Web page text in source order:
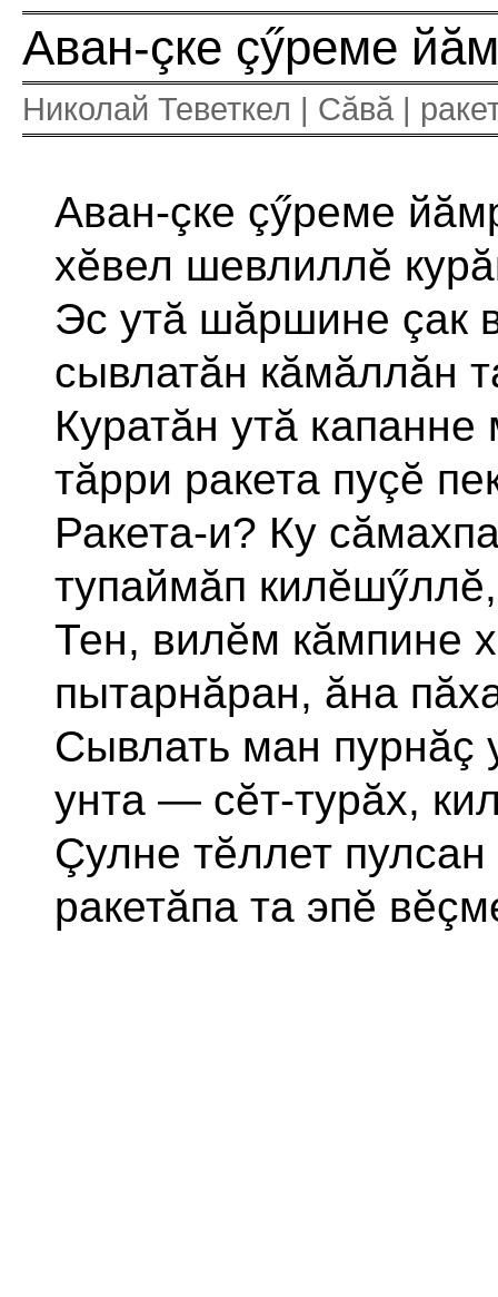
Аван-çке çӳреме
Николай Теветкел | Сăвă |
Аван-çке çӳреме
хĕвел шевлиллĕ
Эс утă шăршине çак
сывлатăн кăмăллăн
Куратăн утă
тăрри ракета пуçĕ
Ракета-и? Ку
тупаймăп
Тен, вилĕм кăмпине
пытарнăран, ăна
Сывлать ман пурнăç
унта — сĕт-турăх,
Çулне тĕллет
ракетăпа та эпĕ